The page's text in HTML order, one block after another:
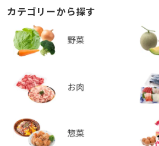
カテゴリーから探す